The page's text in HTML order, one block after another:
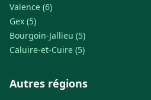
Valence (6)
Gex (5)
Bourgoin-Jallieu (5)
Caluire-et-Cuire (5)
Autres régions